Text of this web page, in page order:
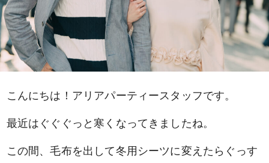
こんにちは！アリアパーティースタッフです。
最近はぐぐぐっと寒くなってきましたね。
この間、毛布を出して冬用シーツに変えたらぐっす